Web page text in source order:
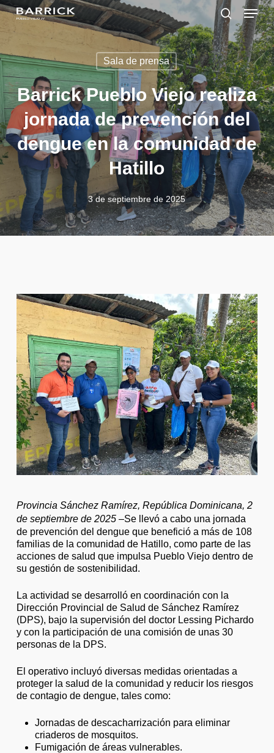
Skip
main
content
search
Menu
Sala de prensa
Barrick Pueblo Viejo realiza
jornada de prevención del
dengue en la comunidad de
Hatillo
3 de septiembre de 2025
Provincia Sánchez Ramírez, República Dominicana, 2
de septiembre de 2025 –Se llevó a cabo una jornada
de prevención del dengue que benefició a más de 108
familias de la comunidad de Hatillo, como parte de las
acciones de salud que impulsa Pueblo Viejo dentro de
su gestión de sostenibilidad.
La actividad se desarrolló en coordinación con la
Dirección Provincial de Salud de Sánchez Ramírez
(DPS), bajo la supervisión del doctor Lessing Pichardo
y con la participación de una comisión de unas 30
personas de la DPS.
El operativo incluyó diversas medidas orientadas a
proteger la salud de la comunidad y reducir los riesgos
de contagio de dengue, tales como:
Jornadas de descacharrización para eliminar
criaderos de mosquitos.
Fumigación de áreas vulnerables.
Close
Menu